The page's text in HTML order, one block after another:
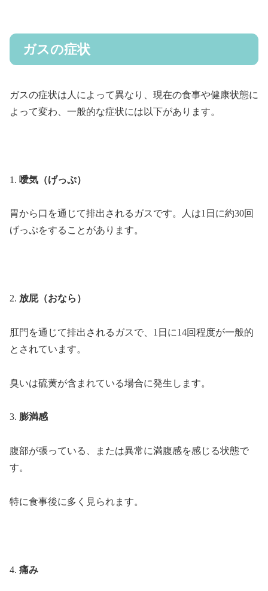
ガスの症状
ガスの症状は人によって異なり、現在の食事や健康状態に
よって変わ、一般的な症状には以下があります。
1. 噯気（げっぷ）
胃から口を通じて排出されるガスです。人は1日に約30回
げっぷをすることがあります。
2. 放屁（おなら）
肛門を通じて排出されるガスで、1日に14回程度が一般的
とされています。
臭いは硫黄が含まれている場合に発生します。
3. 膨満感
腹部が張っている、または異常に満腹感を感じる状態で
す。
特に食事後に多く見られます。
4. 痛み